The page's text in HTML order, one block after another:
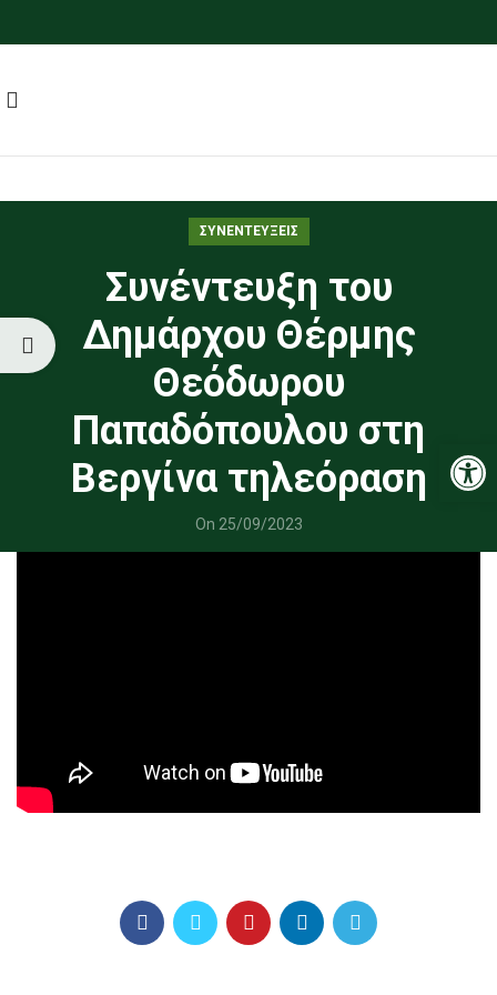
ΣΥΝΕΝΤΕΥΞΕΙΣ
Συνέντευξη του
Δημάρχου Θέρμης
Θεόδωρου
Παπαδόπουλου στη
Βεργίνα τηλεόραση
On 25/09/2023